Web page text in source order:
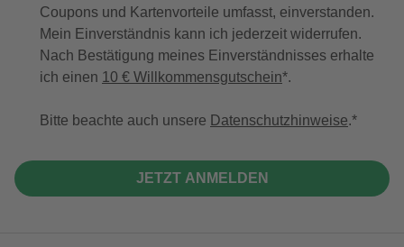
Coupons und Kartenvorteile umfasst, einverstanden.
Mein Einverständnis kann ich jederzeit widerrufen.
Nach Bestätigung meines Einverständnisses erhalte
ich einen 10 € Willkommensgutschein*.
Bitte beachte auch unsere Datenschutzhinweise.
JETZT ANMELDEN